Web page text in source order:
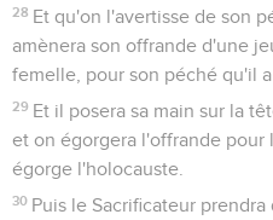
28 Et qu'on l'avertisse de son
amènera son offrande d'une
femelle, pour son péché qu'il a
29 Et il posera sa main sur la
et on égorgera l'offrande pour
égorge l'holocauste.
30 Puis le Sacrificateur